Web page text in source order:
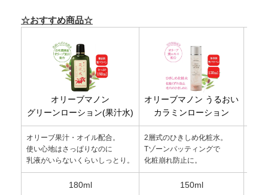
☆おすすめ商品☆
オリーブマノン
グリーンローション(果汁水)
オリーブマノン うるおい
カラミンローション
オリーブ果汁・オイル配合。
使い心地はさっぱりなのに
乳液がいらないくらいしっとり。
2層式のひきしめ化粧水。
Tゾーンパッティングで
化粧崩れ防止に。
180ml 150ml